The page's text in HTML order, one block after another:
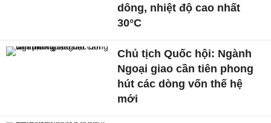
dông, nhiệt độ cao nhất
30°C
Chủ tịch Quốc hội: Ngành
Ngoại giao cần tiên phong
hút các dòng vốn thế hệ
mới